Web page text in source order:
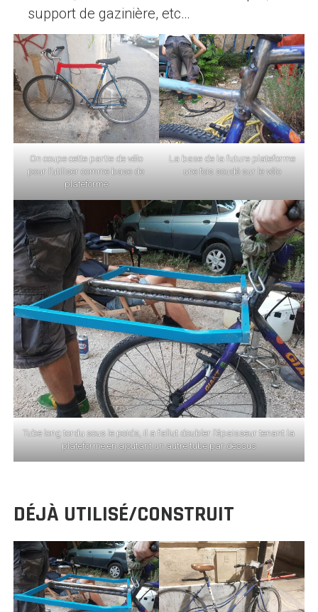
support de gazinière, etc…
On coupe cette partie de vélo
pour l’utiliser comme base de
plateforme
La base de la future plateforme
une fois soudé sur le vélo
Tube long tordu sous le poids, il a fallut doubler l’épaisseur tenant la
plateforme en ajoutant un autre tube par dessus
DÉJÀ UTILISÉ/CONSTRUIT